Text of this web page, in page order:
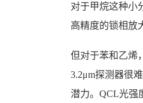
对于甲烷这种小
高精度的锁相放
但对于苯和乙烯
3.2μm探测器很
潜力。QCL光强